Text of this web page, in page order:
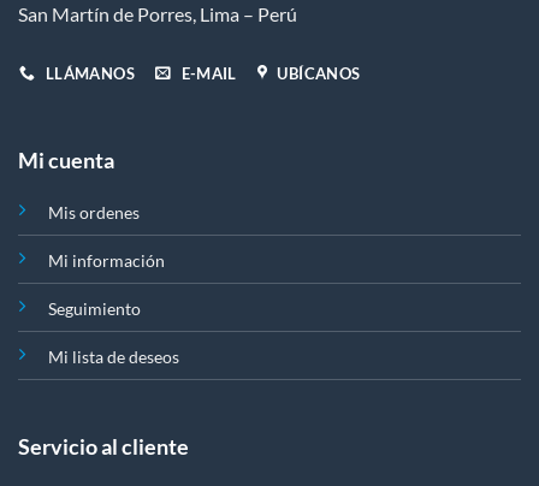
de
San Martín de Porres, Lima – Perú
LLÁMANOS E-MAIL UBÍCANOS
Mi cuenta
Mis ordenes
Mi información
Seguimiento
Mi lista de deseos
Servicio al cliente